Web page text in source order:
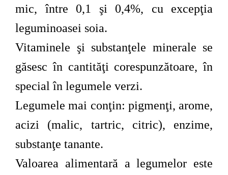
mic, între 0,1 şi 0,4%, cu excepţia
leguminoasei soia.
Vitaminele şi substanţele minerale se
găsesc în cantităţi corespunzătoare, în
special în legumele verzi.
Legumele mai conţin: pigmenţi, arome,
acizi (malic, tartric, citric), enzime,
substanţe tanante.
Valoarea alimentară a legumelor este